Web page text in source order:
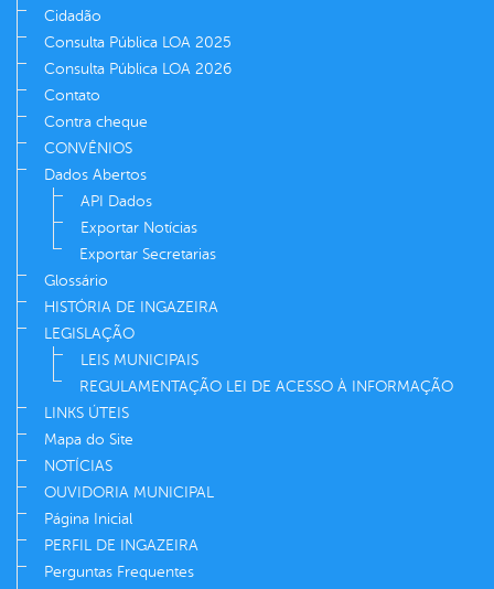
Cidadão
Consulta Pública LOA 2025
Consulta Pública LOA 2026
Contato
Contra cheque
CONVÊNIOS
Dados Abertos
API Dados
Exportar Notícias
Exportar Secretarias
Glossário
HISTÓRIA DE INGAZEIRA
LEGISLAÇÃO
LEIS MUNICIPAIS
REGULAMENTAÇÃO LEI DE ACESSO À INFORMAÇÃO
LINKS ÚTEIS
Mapa do Site
NOTÍCIAS
OUVIDORIA MUNICIPAL
Página Inicial
PERFIL DE INGAZEIRA
Perguntas Frequentes